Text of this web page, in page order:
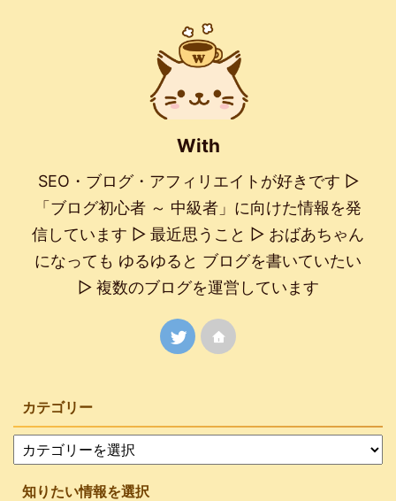
With
SEO・ブログ・アフィリエイトが好きです ▷
「ブログ初心者 ～ 中級者」に向けた情報を発
信しています ▷ 最近思うこと ▷ おばあちゃん
になっても ゆるゆると ブログを書いていたい
▷ 複数のブログを運営しています
カテゴリー
知りたい情報を選択